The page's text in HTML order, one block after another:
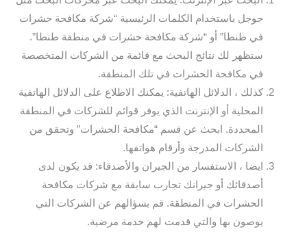
جوجل باستخدام الكلمات الرئيسية “شركة مكافحة حشرات
في طنطا” أو “شركة مكافحة حشرات في منطقة طنطا”.
ستظهر لك نتائج البحث مع قائمة من الشركات المتخصصة
في مكافحة الحشرات في تلك المنطقة.
كذلك ، الدلائل الهاتفية: يمكنك الاطلاع على الدلائل الهاتفية
المحلية أو الإنترنت الذي يوفر قوائم للشركات في المنطقة
المحددة. ابحث عن قسم “مكافحة الحشرات” وتحقق من
الشركات المدرجة وأرقام هواتفها.
ايضا ، الاستفسار من الجيران والأصدقاء: قد يكون لدى
أصدقائك أو جيرانك تجارب سابقة مع شركات مكافحة
الحشرات في المنطقة. قم بسؤالهم عن الشركات التي
يوصون بها والتي قدمت لهم خدمة مرضية.